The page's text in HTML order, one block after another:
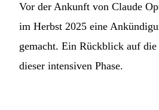
Vor der Ankunft von Claude
im Herbst 2025 eine
gemacht. Ein Rückblick auf die
dieser intensiven Phase.